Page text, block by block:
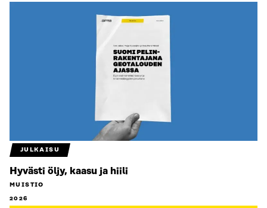
JULKAISU
Hyvästi öljy, kaasu ja hiili
MUISTIO
2026